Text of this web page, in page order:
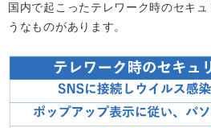
国内で起こったテレワーク時のセキ
うなものがあります。